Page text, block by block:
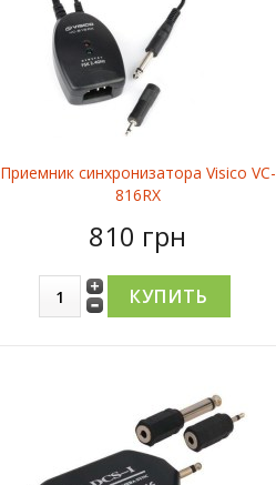
Приемник синхронизатора Visico VC-
816RX
810 грн